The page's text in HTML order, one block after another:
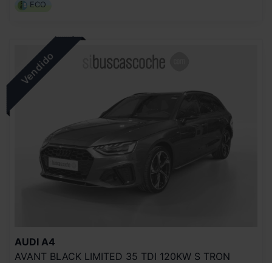
ECO
AUDI A4
AVANT BLACK LIMITED 35 TDI 120KW S TRON